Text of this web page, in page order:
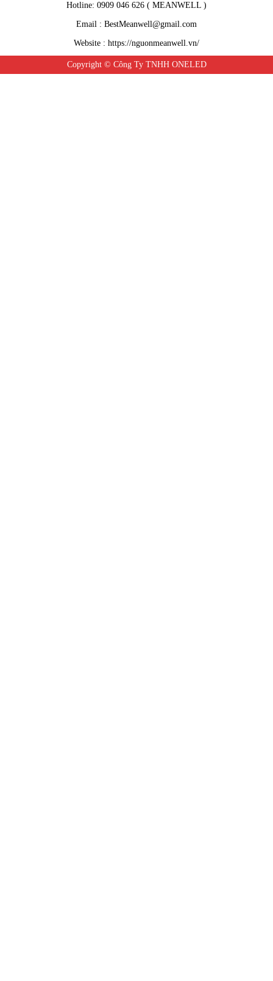
Hotline: 0909 046 626 ( MEANWELL )
Email : BestMeanwell@gmail.com
Website : https://nguonmeanwell.vn/
Copyright © Công Ty TNHH ONELED